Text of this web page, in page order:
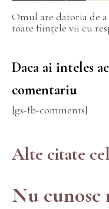
Omul are datoria de
toate ființele vii cu
Daca ai inteles
comentariu
[gs-fb-comments]
Alte citate
Nu cunosc